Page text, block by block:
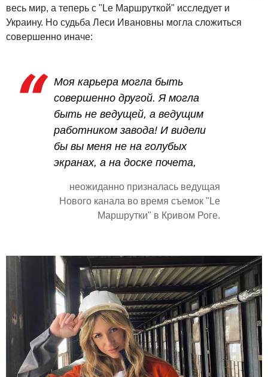
весь мир, а теперь с "Le Маршруткой" исследует и
Украину. Но судьба Леси Ивановны могла сложиться
совершенно иначе:
Моя карьера могла быть
совершенно другой. Я могла
быть не ведущей, а ведущим
работником завода! И видели
бы вы меня не на голубых
экранах, а на доске почета,
неожиданно призналась ведущая
Нового канала во время съемок "Le
Маршрутки" в Кривом Роге.